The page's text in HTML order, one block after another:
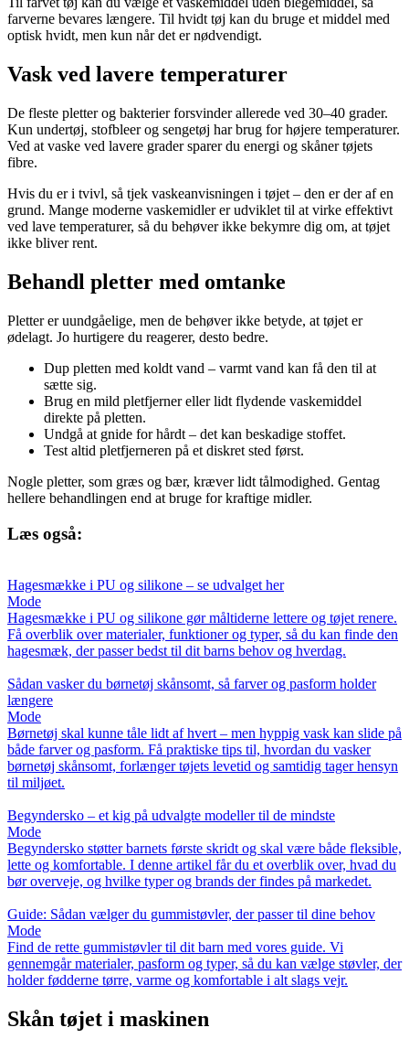
farverne bevares længere. Til hvidt tøj kan du bruge et middel med
optisk hvidt, men kun når det er nødvendigt.
Vask ved lavere temperaturer
De fleste pletter og bakterier forsvinder allerede ved 30–40 grader.
Kun undertøj, stofbleer og sengetøj har brug for højere temperaturer.
Ved at vaske ved lavere grader sparer du energi og skåner tøjets
fibre.
Hvis du er i tvivl, så tjek vaskeanvisningen i tøjet – den er der af en
grund. Mange moderne vaskemidler er udviklet til at virke effektivt
ved lave temperaturer, så du behøver ikke bekymre dig om, at tøjet
ikke bliver rent.
Behandl pletter med omtanke
Pletter er uundgåelige, men de behøver ikke betyde, at tøjet er
ødelagt. Jo hurtigere du reagerer, desto bedre.
Dup pletten med koldt vand – varmt vand kan få den til at
sætte sig.
Brug en mild pletfjerner eller lidt flydende vaskemiddel
direkte på pletten.
Undgå at gnide for hårdt – det kan beskadige stoffet.
Test altid pletfjerneren på et diskret sted først.
Nogle pletter, som græs og bær, kræver lidt tålmodighed. Gentag
hellere behandlingen end at bruge for kraftige midler.
Læs også:
Hagesmække i PU og silikone – se udvalget her
Mode
Hagesmække i PU og silikone gør måltiderne lettere og tøjet renere.
Få overblik over materialer, funktioner og typer, så du kan finde den
hagesmæk, der passer bedst til dit barns behov og hverdag.
Sådan vasker du børnetøj skånsomt, så farver og pasform holder
længere
Mode
Børnetøj skal kunne tåle lidt af hvert – men hyppig vask kan slide på
både farver og pasform. Få praktiske tips til, hvordan du vasker
børnetøj skånsomt, forlænger tøjets levetid og samtidig tager hensyn
til miljøet.
Begyndersko – et kig på udvalgte modeller til de mindste
Mode
Begyndersko støtter barnets første skridt og skal være både fleksible,
lette og komfortable. I denne artikel får du et overblik over, hvad du
bør overveje, og hvilke typer og brands der findes på markedet.
Guide: Sådan vælger du gummistøvler, der passer til dine behov
Mode
Find de rette gummistøvler til dit barn med vores guide. Vi
gennemgår materialer, pasform og typer, så du kan vælge støvler, der
holder fødderne tørre, varme og komfortable i alt slags vejr.
Skån tøjet i maskinen